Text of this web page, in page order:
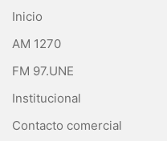
Inicio
AM 1270
FM 97.UNE
Institucional
Contacto comercial